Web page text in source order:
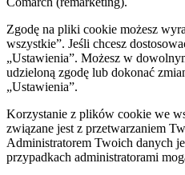
Zgodę na pliki cookie możesz
wszystkie”. Jeśli chcesz
„Ustawienia”. Możesz w
udzieloną zgodę lub dokonać
„Ustawienia”.
Korzystanie z plików cookie we
związane jest z przetwarzaniem
Administratorem Twoich danych
przypadkach administratorami